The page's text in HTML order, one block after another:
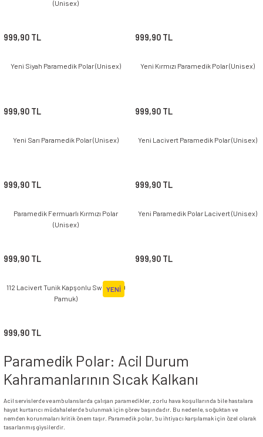
(Unisex)
999,90 TL 999,90 TL
Yeni Siyah Paramedik Polar (Unisex)
999,90 TL
Yeni Kırmızı Paramedik Polar (Unisex)
999,90 TL
Yeni Sarı Paramedik Polar (Unisex)
999,90 TL
Yeni Lacivert Paramedik Polar (Unisex)
999,90 TL
Paramedik Fermuarlı Kırmızı Polar
(Unisex)
999,90 TL
Yeni Paramedik Polar Lacivert (Unisex)
999,90 TL
YENİ
112 Lacivert Tunik Kapşonlu Swit (%100
Pamuk)
999,90 TL
Paramedik Polar: Acil Durum
Kahramanlarının Sıcak Kalkanı
Acil servislerde ve ambulanslarda çalışan paramedikler, zorlu hava koşullarında bile hastalara
hayat kurtarıcı müdahalelerde bulunmak için görev başındadır. Bu nedenle, soğuktan ve
nemden korunmaları kritik önem taşır. Paramedik polar, bu ihtiyacı karşılamak için özel olarak
tasarlanmış giysilerdir.